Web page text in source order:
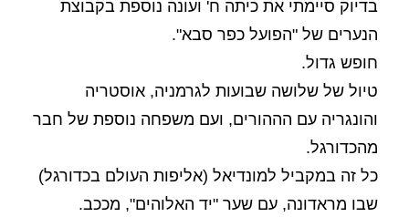
בדיוק סיימתי את כיתה ח' ועונה נוספת בקבוצת
הנערים של "הפועל כפר סבא".
חופש גדול.
טיול של שלושה שבועות לגרמניה, אוסטריה
והונגריה עם הההורים, ועם משפחה נוספת של חבר
מהכדורגל.
כל זה במקביל למונדיאל (אליפות העולם בכדורגל)
שבו מראדונה, עם שער "יד האלוהים", מככב.